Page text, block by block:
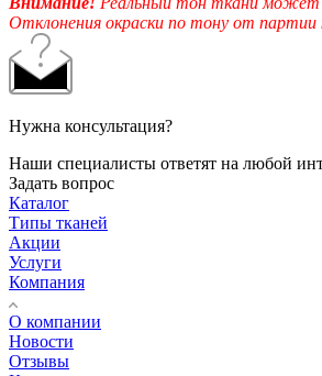
Отклонения окраски по тону от
Нужна консультация?
Наши специалисты ответят на любой
Задать вопрос
Каталог
Типы тканей
Акции
Услуги
Компания
О компании
Новости
Отзывы